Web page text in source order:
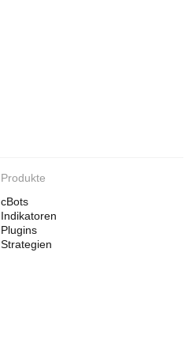
Produkte
cBots
Indikatoren
Plugins
Strategien